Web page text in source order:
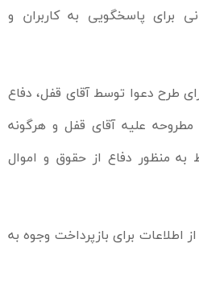
برای پاسخگویی به کاربران و
برای طرح دعوا توسط آقای قفل، دفاع
مطروحه علیه آقای قفل و هرگونه
به منظور دفاع از حقوق و اموال
از اطلاعات برای بازپرداخت وجوه به